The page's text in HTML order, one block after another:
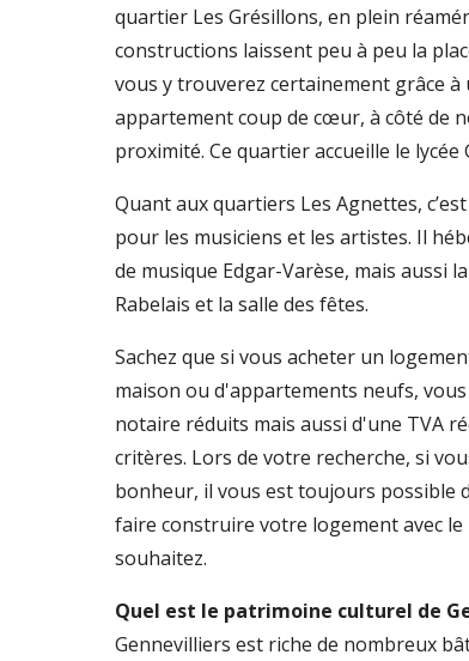
quartier Les Grésillons, en plein
constructions laissent peu à peu la
vous y trouverez certainement grâce
appartement coup de cœur, à côté de
proximité. Ce quartier accueille le lycée
Quant aux quartiers Les Agnettes,
pour les musiciens et les artistes. Il
de musique Edgar-Varèse, mais aussi
Rabelais et la salle des fêtes.
Sachez que si vous acheter un
maison ou d'appartements neufs,
notaire réduits mais aussi d'une TVA
critères. Lors de votre recherche, si
bonheur, il vous est toujours possible
faire construire votre logement avec le
souhaitez.
Quel est le patrimoine culturel de
Gennevilliers est riche de nombreux